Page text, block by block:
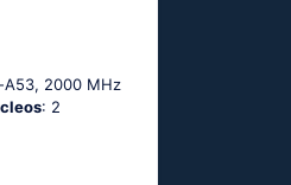
2000 MHz
: 2